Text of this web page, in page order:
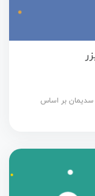
سدیمان بر اساس